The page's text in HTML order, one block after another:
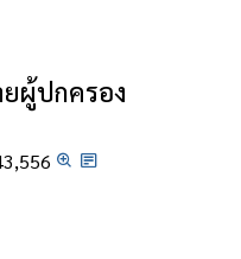
ผู้ปกครอง